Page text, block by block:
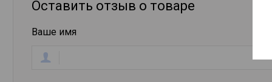
Оставить отзыв о товаре
Ваше имя